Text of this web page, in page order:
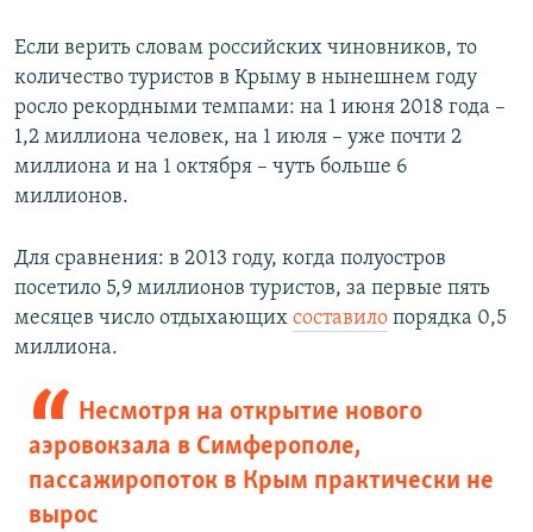
Если верить словам российских чиновников, то
количество туристов в Крыму в нынешнем году
росло рекордными темпами: на 1 июня 2018 года –
1,2 миллиона человек, на 1 июля – уже почти 2
миллиона и на 1 октября – чуть больше 6
миллионов.
Для сравнения: в 2013 году, когда полуостров
посетило 5,9 миллионов туристов, за первые пять
месяцев число отдыхающих составило порядка 0,5
миллиона.
Несмотря на открытие нового
аэровокзала в Симферополе,
пассажиропоток в Крым практически не
вырос